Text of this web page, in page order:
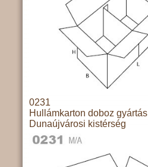
0231
Hullámkarton doboz gyártás
Dunaújvárosi kistérség